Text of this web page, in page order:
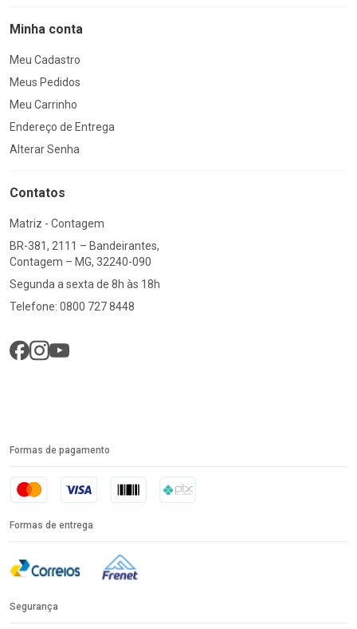
Minha conta
Meu Cadastro
Meus Pedidos
Meu Carrinho
Endereço de Entrega
Alterar Senha
Contatos
Matriz - Contagem
BR-381, 2111 – Bandeirantes,
Contagem – MG, 32240-090
Segunda a sexta de 8h às 18h
Telefone: 0800 727 8448
Formas de pagamento
Formas de entrega
Segurança